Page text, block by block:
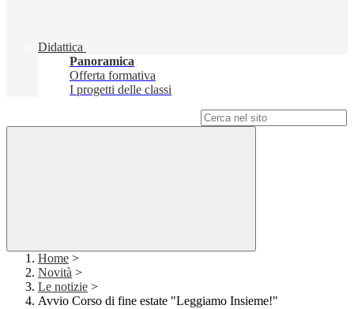
Didattica
Panoramica
Offerta formativa
I progetti delle classi
Home >
Novità >
Le notizie >
Avvio Corso di fine estate "Leggiamo Insieme!"